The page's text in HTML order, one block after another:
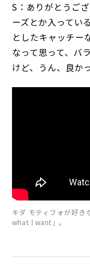
S：ありがとうご
ーズとか入ってい
としたキャッチー
なって思って、バ
けど、うん、良か
キダ モティフォが好き
what I want」。